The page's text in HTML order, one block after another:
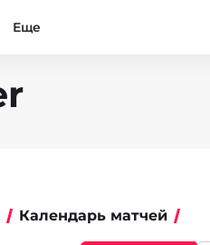
Еще
Календарь матчей